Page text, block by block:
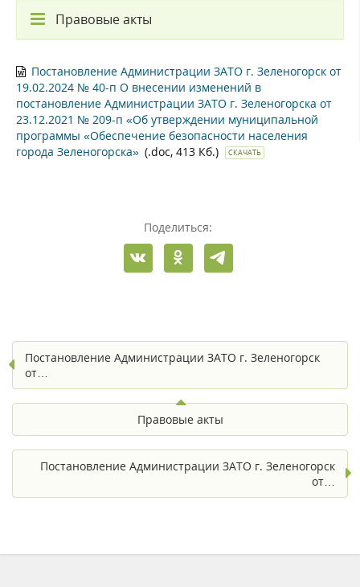
Правовые акты
Постановление Администрации ЗАТО г. Зеленогорск от
19.02.2024 № 40-п О внесении изменений в
постановление Администрации ЗАТО г. Зеленогорска от
23.12.2021 № 209-п «Об утверждении муниципальной
программы «Обеспечение безопасности населения
города Зеленогорска» (.doc, 413 Кб.) СКАЧАТЬ
Поделиться:
Постановление Администрации ЗАТО г. Зеленогорск
от…
Правовые акты
Постановление Администрации ЗАТО г. Зеленогорск
от…